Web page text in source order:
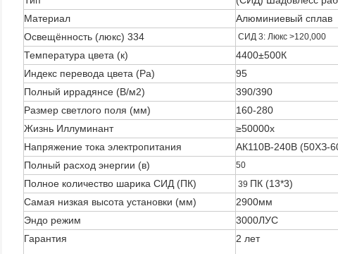
Материал
Алюминиевый сплав
Освещённость (люкс) 334
СИД 3: Люкс >120,000
Температура цвета (к)
4400±500К
Индекс перевода цвета (Ра)
95
Полный иррадянсе (В/м2)
390/390
Размер светлого поля (мм)
160-280
Жизнь Иллуминант
≥50000х
Напряжение тока электропитания
АК110В-240В (50ХЗ-
Полный расход энергии (в)
50
Полное количество шарика СИД (ПК) 39 ПК (13*3)
Самая низкая высота установки (мм)
2900мм
Эндо режим
3000ЛУС
Гарантия
2 лет